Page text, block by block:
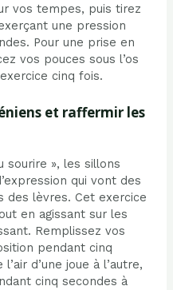
vos tempes, puis tirez
une pression
Pour une prise en
vos pouces sous l’os
cinq fois.
et raffermir les
sourire », les sillons
qui vont des
des lèvres. Cet exercice
en agissant sur les
Remplissez vos
pendant cinq
d’une joue à l’autre,
cinq secondes à